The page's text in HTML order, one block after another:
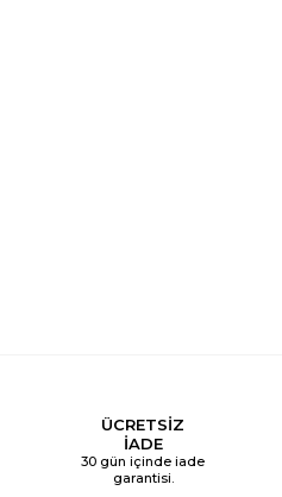
ÜCRETSİZ
İADE
30 gün içinde iade
garantisi.